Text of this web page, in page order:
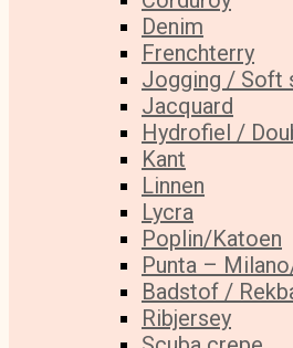
Denim
Frenchterry
Jogging / Soft
Jacquard
Hydrofiel /
Kant
Linnen
Lycra
Poplin/Katoen
Punta –
Badstof /
Ribjersey